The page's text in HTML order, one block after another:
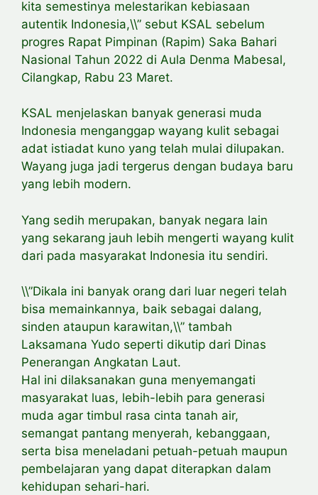
kita semestinya melestarikan kebiasaan
autentik Indonesia,\\” sebut KSAL sebelum
progres Rapat Pimpinan (Rapim) Saka Bahari
Nasional Tahun 2022 di Aula Denma Mabesal,
Cilangkap, Rabu 23 Maret.
KSAL menjelaskan banyak generasi muda
Indonesia menganggap wayang kulit sebagai
adat istiadat kuno yang telah mulai dilupakan.
Wayang juga jadi tergerus dengan budaya baru
yang lebih modern.
Yang sedih merupakan, banyak negara lain
yang sekarang jauh lebih mengerti wayang kulit
dari pada masyarakat Indonesia itu sendiri.
\\”Dikala ini banyak orang dari luar negeri telah
bisa memainkannya, baik sebagai dalang,
sinden ataupun karawitan,\\” tambah
Laksamana Yudo seperti dikutip dari Dinas
Penerangan Angkatan Laut.
Hal ini dilaksanakan guna menyemangati
masyarakat luas, lebih-lebih para generasi
muda agar timbul rasa cinta tanah air,
semangat pantang menyerah, kebanggaan,
serta bisa meneladani petuah-petuah maupun
pembelajaran yang dapat diterapkan dalam
kehidupan sehari-hari.